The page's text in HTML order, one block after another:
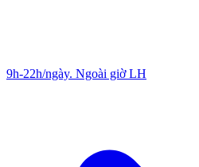
9h-22h/ngày. Ngoài giờ LH